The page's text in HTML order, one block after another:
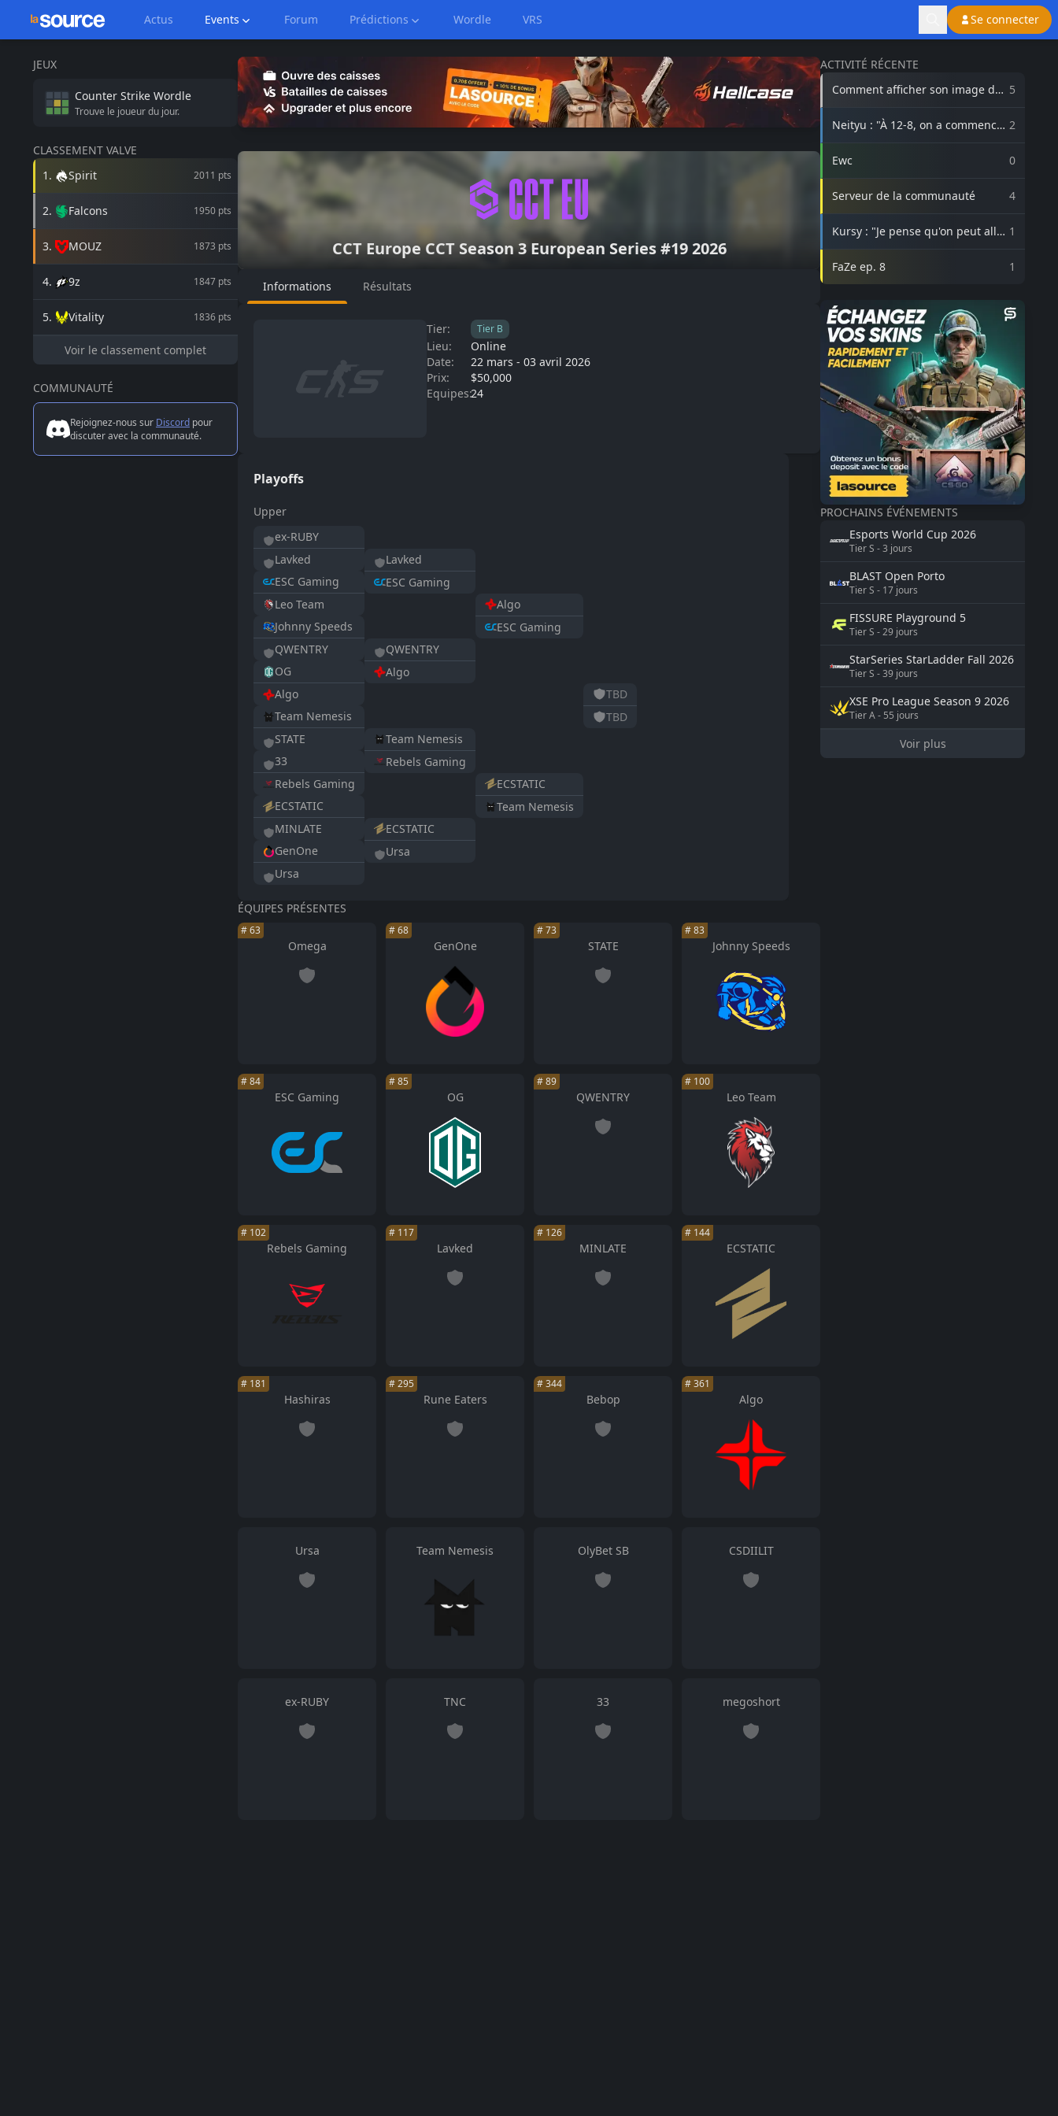
Actus Events Forum Prédictions Wordle VRS Se connecter
JEUX
Counter Strike Wordle
Trouve le joueur du jour.
CLASSEMENT VALVE
1 . Spirit 2011 pts
2. Falcons 1950 pts
3. MOUZ 1873 pts
4. 9z 1847 pts
5. Vitality 1836 pts
Voir le classement complet
COMMUNAUTÉ
Rejoignez-nous sur Discord pour
discuter avec la communauté.
CCT EuropeCCT Season 3 European Series #19 2026
Informations Résultats
Tier: Tier B
Lieu:
Online
Date:
22 mars - 03 avril 2026
Prix:
$50,000
Equipes:24
Playoffs
Upper
TBD
TBD
Algo
ESC Gaming
ECSTATIC
Team Nemesis
Lavked
ESC Gaming
QWENTRY
Algo
Team Nemesis
Rebels Gaming
ECSTATIC
Ursa
ex-RUBY
Lavked
ESC Gaming
Leo Team
Johnny Speeds
QWENTRY
OG
Algo
Team Nemesis
STATE
33
Rebels Gaming
ECSTATIC
MINLATE
GenOne
Ursa
ÉQUIPES PRÉSENTES
#63
Omega
#68
GenOne
#73
STATE
#83
Johnny Speeds
#84
ESC Gaming
#85
OG
#89
QWENTRY
# 100
Leo Team
# 102
Rebels Gaming
# 117
Lavked
# 126
MINLATE
# 144
ECSTATIC
# 181
Hashiras
#295
Rune Eaters
#344
Bebop
#361
Algo
Ursa Team Nemesis OlyBet SB CSDIILIT
ex-RUBY TNC 33 megoshort
ACTIVITÉ RÉCENTE
Comment afficher son image de
5
Neityu : "À 12-8, on a commencé 2
Ewc 0
Serveur de la communauté 4
Kursy : "Je pense qu'on peut aller
3DMAX"
1
FaZe ep. 8 1
PROCHAINS ÉVÉNEMENTS
Esports World Cup 2026
TierS -3 jours
BLAST Open Porto
TierS - 17 jours
FISSURE Playground 5
TierS -29 jours
StarSeries StarLadder Fall 2026
TierS -39 jours
XSE Pro League Season 9 2026
TierA- 55 jours
Voir plus